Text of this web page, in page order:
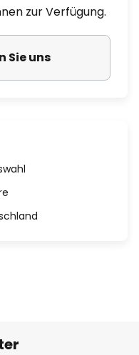
zur Verfügung.
Sie uns